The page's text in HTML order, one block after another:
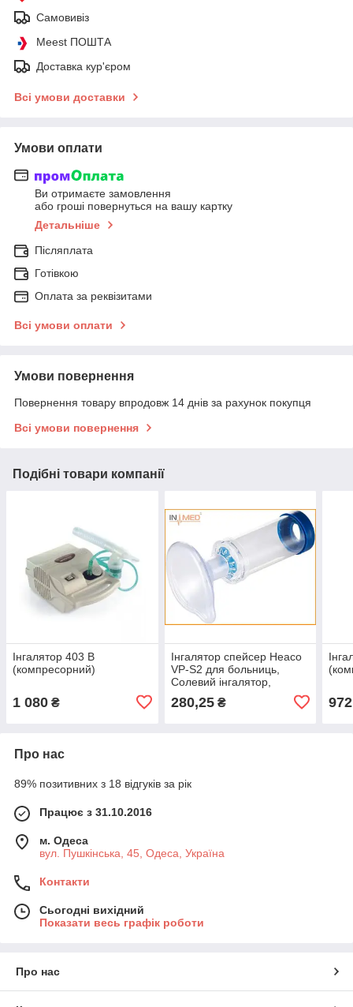
Самовивіз
Meest ПОШТА
Доставка кур'єром
Всі умови доставки
Умови оплати
Ви отримаєте замовлення
або гроші повернуться на вашу картку
Детальніше
Післяплата
Готівкою
Оплата за реквізитами
Всі умови оплати
Умови повернення
Повернення товару впродовж 14 днів за рахунок покупця
Всі умови повернення
Подібні товари компанії
Інгалятор 403 В
(компресорний)
1 080 ₴
Інгалятор спейсер Heaco
VP-S2 для больниць,
Солевий інгалятор,
Спейсер для інгалятора,
Аспіратори Heaco
280,25₴ 972
Про нас
89% позитивних з 18 відгуків за рік
Працює з 31.10.2016
м. Одеса
вул. Пушкінська, 45, Одеса, Україна
Контакти
Сьогодні вихідний
Показати весь графік роботи
Про нас